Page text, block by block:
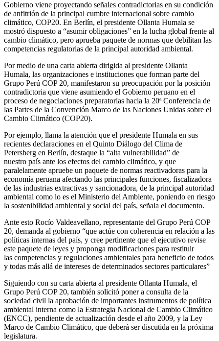
Gobierno viene proyectando señales contradictorias en su condición
de anfitrión de la principal cumbre internacional sobre cambio
climático, COP20. En Berlín, el presidente Ollanta Humala se
mostró dispuesto a “asumir obligaciones” en la lucha global frente al
cambio climático, pero aprueba paquete de normas que debilitan las
competencias regulatorias de la principal autoridad ambiental.
Por medio de una carta abierta dirigida al presidente Ollanta
Humala, las organizaciones e instituciones que forman parte del
Grupo Perú COP 20, manifestaron su preocupación por la posición
contradictoria que viene asumiendo el Gobierno peruano en el
proceso de negociaciones preparatorias hacia la 20ª Conferencia de
las Partes de la Convención Marco de las Naciones Unidas sobre el
Cambio Climático (COP20).
Por ejemplo, llama la atención que el presidente Humala en sus
recientes declaraciones en el Quinto Diálogo del Clima de
Petersberg en Berlín, destaque la “alta vulnerabilidad” de
nuestro país ante los efectos del cambio climático, y que
paralelamente apruebe un paquete de normas reactivadoras para la
economía peruana afectando las principales funciones, fiscalizadora
de las industrias extractivas y sancionadora, de la principal autoridad
ambiental como lo es el Ministerio del Ambiente, poniendo en riesgo
la sostenibilidad ambiental y social del país, señala el documento.
Ante esto Rocío Valdeavellano, representante del Grupo Perú COP
20, demanda al gobierno “que actúe con coherencia en relación a las
políticas internas del país, y cree pertinente que el ejecutivo revise
este paquete de leyes y proponga modificaciones para restituir
las competencias y regulaciones ambientales para beneficio de todos
y todas más allá de intereses de determinados sectores particulares”
Siguiendo con su carta abierta al presidente Ollanta Humala, el
Grupo Perú COP 20, también solicitó poner a consulta de la
sociedad civil la aprobación de importantes instrumentos de política
ambiental interna como la Estrategia Nacional de Cambio Climático
(ENCC), pendiente de actualización desde el año 2009, y la Ley
Marco de Cambio Climático, que deberá ser discutida en la próxima
legislatura.